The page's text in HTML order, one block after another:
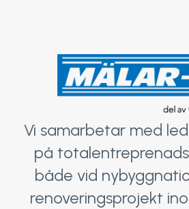
Vi samarbetar med
på
både vid
renoveringsprojekt